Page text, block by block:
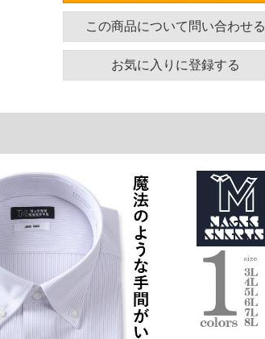
胴廻り 腰廻り 裄丈
137 139 86
143 145 86
161 163 90
167
90
単位は
ます。また、お客様がご使用の環境（コンピュータ画
がございます。予めご了承ください。
サイズ表記と異なる場合があります。お取り扱い前に
ておりますので店頭での売り違い、店舗からのお取り
しまう場合がございます。そのようなことがない様最大
かにご連絡させて頂きますので予めご了承ください。
この商品について問い合わせる
お気に入りに登録する